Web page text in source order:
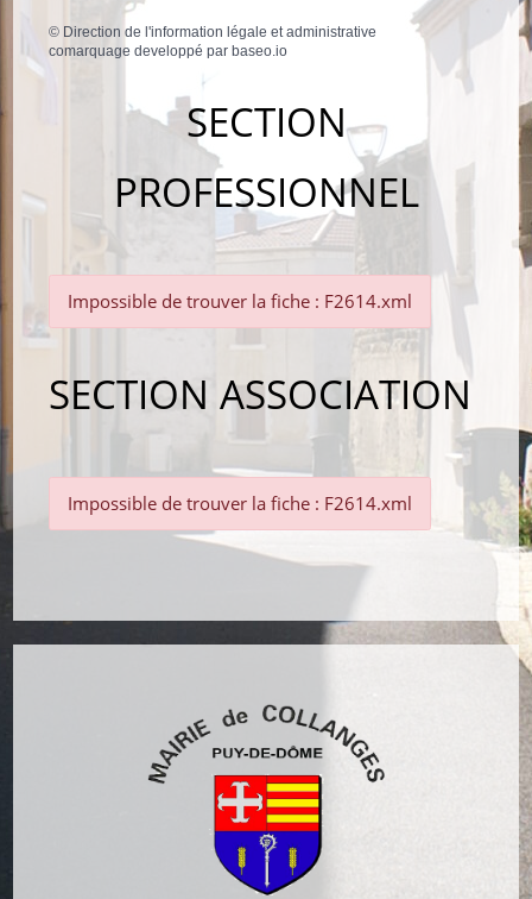
© Direction de l'information légale et administrative
comarquage developpé par baseo.io
SECTION
PROFESSIONNEL
Impossible de trouver la fiche : F2614.xml
SECTION ASSOCIATION
Impossible de trouver la fiche : F2614.xml